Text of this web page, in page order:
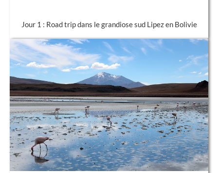
Jour 1 : Road trip dans le grandiose sud Lipez en Bolivie